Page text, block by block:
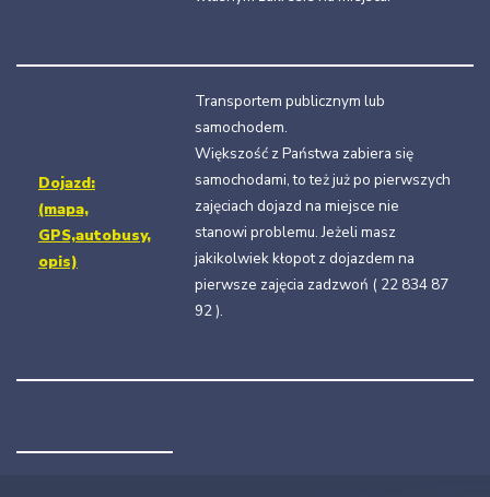
Dojazd:
(mapa,
GPS,autobusy,
opis)
Transportem publicznym lub
samochodem.
Większość z Państwa zabiera się
samochodami, to też już po pierwszych
zajęciach dojazd na miejsce nie
stanowi problemu. Jeżeli masz
jakikolwiek kłopot z dojazdem na
pierwsze zajęcia zadzwoń ( 22 834 87
92 ).